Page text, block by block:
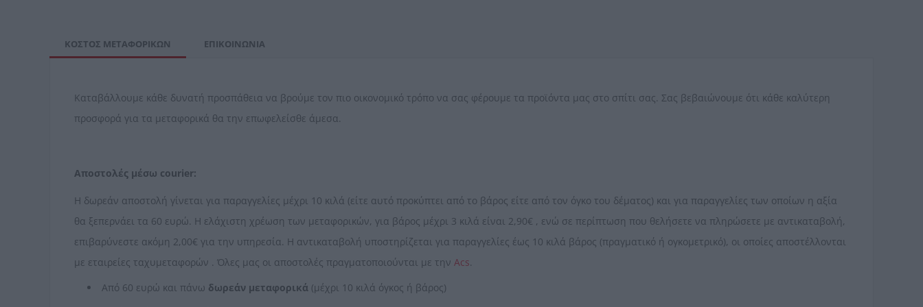
ΚΌΣΤΟΣ ΜΕΤΑΦΟΡΙΚΏΝ ΕΠΙΚΟΙΝΩΝΊΑ
Καταβάλλουμε κάθε δυνατή προσπάθεια να βρούμε τον πιο οικονομικό τρόπο να σας φέρουμε τα προϊόντα μας στο σπίτι σας. Σας βεβαιώνουμε ότι κάθε καλύτερη
προσφορά για τα μεταφορικά θα την επωφελείσθε άμεσα.
Αποστολές μέσω courier:
Η δωρεάν αποστολή γίνεται για παραγγελίες μέχρι 10 κιλά (είτε αυτό προκύπτει από το βάρος είτε από τον όγκο του δέματος) και για παραγγελίες των οποίων η αξία
θα ξεπερνάει τα 60 ευρώ. Η ελάχιστη χρέωση των μεταφορικών, για βάρος μέχρι 3 κιλά είναι 2,90€ , ενώ σε περίπτωση που θελήσετε να πληρώσετε με αντικαταβολή,
επιβαρύνεστε ακόμη 2,00€ για την υπηρεσία. Η αντικαταβολή υποστηρίζεται για παραγγελίες έως 10 κιλά βάρος (πραγματικό ή ογκομετρικό), οι οποίες αποστέλλονται
με εταιρείες ταχυμεταφορών . Όλες μας οι αποστολές πραγματοποιούνται με την Acs.
Από 60 ευρώ και πάνω δωρεάν μεταφορικά (μέχρι 10 κιλά όγκος ή βάρος)